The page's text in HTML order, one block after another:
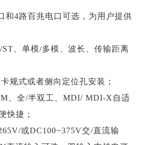
和4路百兆电口可选，为用户提供
、单模/多模、波长、传输距离
规式或者侧向定位孔安装 ；
、全/半双工、MDI/ MDI-X自适
快捷；
或DC100~375V交/直流输